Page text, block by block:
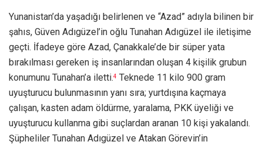
Yunanistan’da yaşadığı belirlenen ve “Azad” adıyla bilinen bir
şahıs, Güven Adıgüzel’in oğlu Tunahan Adıgüzel ile iletişime
geçti. İfadeye göre Azad, Çanakkale’de bir süper yata
bırakılması gereken iş insanlarından oluşan 4 kişilik grubun
konumunu Tunahan’a iletti.4 Teknede 11 kilo 900 gram
uyuşturucu bulunmasının yanı sıra; yurtdışına kaçmaya
çalışan, kasten adam öldürme, yaralama, PKK üyeliği ve
uyuşturucu kullanma gibi suçlardan aranan 10 kişi yakalandı.
Şüpheliler Tunahan Adıgüzel ve Atakan Görevin’in